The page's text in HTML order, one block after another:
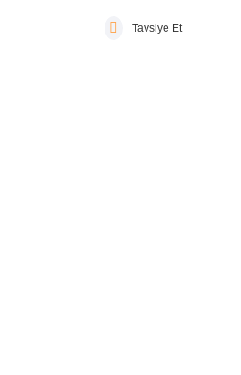
Tavsiye Et